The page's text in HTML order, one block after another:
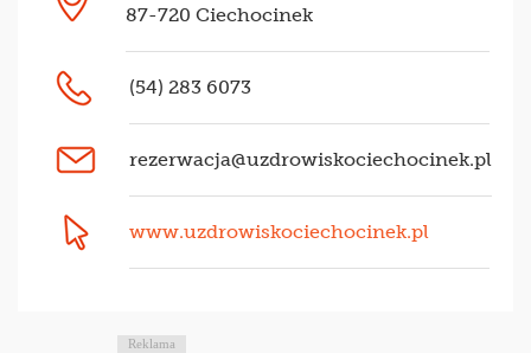
87-720 Ciechocinek
(54) 283 6073
rezerwacja@uzdrowiskociechocinek.pl
www.uzdrowiskociechocinek.pl
Reklama